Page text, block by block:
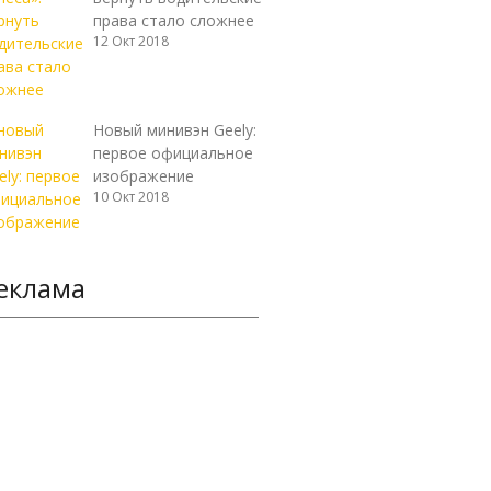
права стало сложнее
12 Окт 2018
Новый минивэн Geely:
первое официальное
изображение
10 Окт 2018